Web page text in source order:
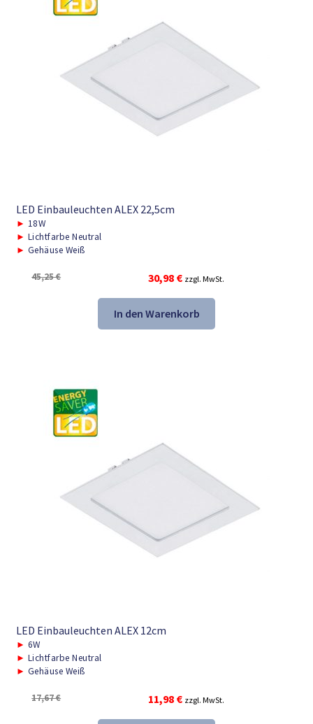
LED Einbauleuchten ALEX 22,5cm
► 18W
► Lichtfarbe Neutral
► Gehäuse Weiß
45,25€
Ursprünglicher
Preis
war:
45,25 €
30,98 €Aktueller
Preis
ist:
30,98 €.
zzgl. MwSt.
In den Warenkorb
LED Einbauleuchten ALEX 12cm
► 6W
► Lichtfarbe Neutral
► Gehäuse Weiß
17,67€
Ursprünglicher
Preis
11,98 €Aktueller
Preis
zzgl. MwSt.